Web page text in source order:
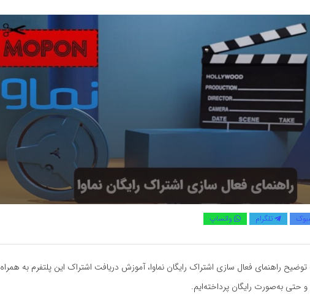
تلگرام واتساپ
راهنمای فعال سازی اشتراک رایگان نماوا، آموزش دریافت اشتراک این پلتفرم به همراه
به‌صورت رایگان پرداخته‌ایم.